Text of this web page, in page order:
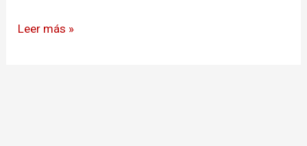
Leer más »